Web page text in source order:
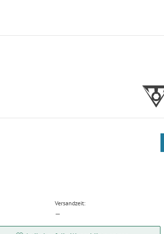
Versandzeit:
—